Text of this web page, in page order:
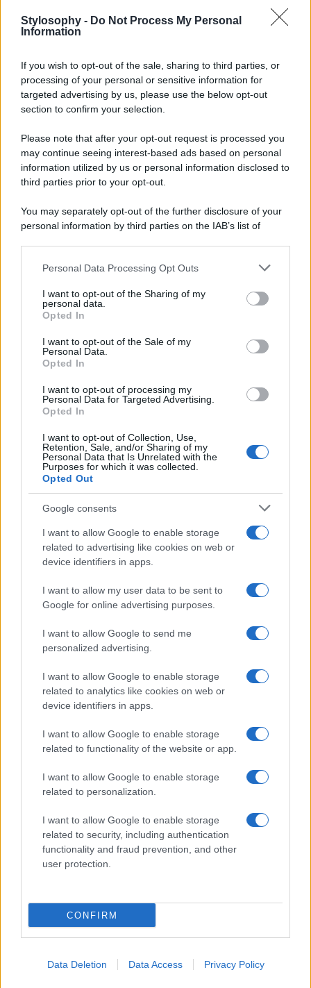
Stylosophy - Do Not Process My Personal
Information
If you wish to opt-out of the sale, sharing to third parties, or
processing of your personal or sensitive information for
targeted advertising by us, please use the below opt-out
section to confirm your selection.
Please note that after your opt-out request is processed you
may continue seeing interest-based ads based on personal
information utilized by us or personal information disclosed to
third parties prior to your opt-out.
You may separately opt-out of the further disclosure of your
personal information by third parties on the IAB’s list of
This information may also be disclosed by us to third parties
disclose it to other third parties.
Please note that this website/app uses one or more Google
services and may gather and store information including but
not limited to your visit or usage behaviour. You may click to
grant or deny consent to Google and its third-party tags to
consent section.
Personal Data Processing Opt Outs
I want to opt-out of the Sharing of my
personal data.
Opted In
I want to opt-out of the Sale of my
Personal Data.
Opted In
I want to opt-out of processing my
Personal Data for Targeted Advertising.
Opted In
I want to opt-out of Collection, Use,
Retention, Sale, and/or Sharing of my
Personal Data that Is Unrelated with the
Purposes for which it was collected.
Opted Out
Google consents
I want to allow Google to enable storage
related to advertising like cookies on web or
device identifiers in apps.
I want to allow my user data to be sent to
Google for online advertising purposes.
I want to allow Google to send me
personalized advertising.
I want to allow Google to enable storage
related to analytics like cookies on web or
device identifiers in apps.
I want to allow Google to enable storage
related to functionality of the website or app.
I want to allow Google to enable storage
related to personalization.
I want to allow Google to enable storage
related to security, including authentication
functionality and fraud prevention, and other
user protection.
CONFIRM
Data Deletion Data Access Privacy Policy